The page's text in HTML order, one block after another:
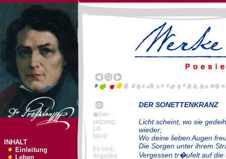
INHALT
Einleitung
Leben
DER SONETTENKRANZ
�ber-
setzung:
Lili
Novy
Es liest:
Angelika
Licht scheint, wo sie
wieder;
Wo deine lieben Augen
Die Sorgen unter ihrem
Vergessen tr�ufelt auf die